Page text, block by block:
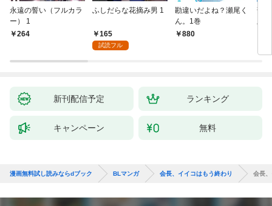
永遠の誓い（フルカラ
ー） 1
264
ふしだらな花摘み男 1
165
試読フル
勘違いだよね？瀬尾く
ん。1巻
880
薄
版
新刊配信予定 ランキング
キャンペーン 無料
漫画無料試し読みならdブック BLマンガ 会長、イイコはもう終わり 会長